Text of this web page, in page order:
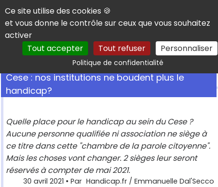
Panneau de gestion des cookies
Ce site utilise des cookies 🍪
et vous donne le contrôle sur ceux que vous souhaitez
activer
Tout accepter
Tout refuser Personnaliser
Politique de confidentialitéRechercher
Cese : nos institutions ne boudent plus le
handicap?
Quelle place pour le handicap au sein du Cese ?
Aucune personne qualifiée ni association ne siège à
ce titre dans cette "chambre de la parole citoyenne".
Mais les choses vont changer. 2 sièges leur seront
réservés à compter de mai 2021.
30 avril 2021 • Par Handicap.fr / Emmanuelle Dal'Secco